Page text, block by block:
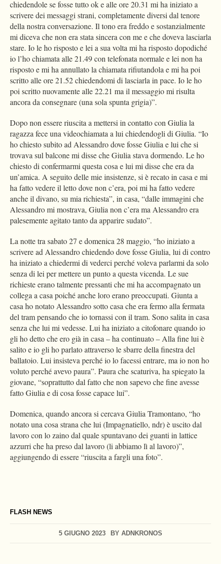
FLASH NEWS
5 GIUGNO 2023 BY ADNKRONOS
chiedendole se fosse tutto ok e alle ore 20.31 mi ha iniziato a
scrivere dei messaggi strani, completamente diversi dal tenore
della nostra conversazione. Il tono era freddo e sostanzialmente
mi diceva che non era stata sincera con me e che doveva lasciarla
stare. Io le ho risposto e lei a sua volta mi ha risposto dopodiché
io l’ho chiamata alle 21.49 con telefonata normale e lei non ha
risposto e mi ha annullato la chiamata rifiutandola e mi ha poi
scritto alle ore 21.52 chiedendomi di lasciarla in pace. Io le ho
poi scritto nuovamente alle 22.21 ma il messaggio mi risulta
ancora da consegnare (una sola spunta grigia)”.
Dopo non essere riuscita a mettersi in contatto con Giulia la
ragazza fece una videochiamata a lui chiedendogli di Giulia. “Io
ho chiesto subito ad Alessandro dove fosse Giulia e lui che si
trovava sul balcone mi disse che Giulia stava dormendo. Le ho
chiesto di confermarmi questa cosa e lui mi disse che era da
un’amica. A seguito delle mie insistenze, si è recato in casa e mi
ha fatto vedere il letto dove non c’era, poi mi ha fatto vedere
anche il divano, su mia richiesta”, in casa, “dalle immagini che
Alessandro mi mostrava, Giulia non c’era ma Alessandro era
palesemente agitato tanto da apparire sudato”.
La notte tra sabato 27 e domenica 28 maggio, “ho iniziato a
scrivere ad Alessandro chiedendo dove fosse Giulia, lui di contro
ha iniziato a chiedermi di vederci perché voleva parlarmi da solo
senza di lei per mettere un punto a questa vicenda. Le sue
richieste erano talmente pressanti che mi ha accompagnato un
collega a casa poiché anche loro erano preoccupati. Giunta a
casa ho notato Alessandro sotto casa che era fermo alla fermata
del tram pensando che io tornassi con il tram. Sono salita in casa
senza che lui mi vedesse. Lui ha iniziato a citofonare quando io
gli ho detto che ero già in casa – ha continuato – Alla fine lui è
salito e io gli ho parlato attraverso le sbarre della finestra del
ballatoio. Lui insisteva perché io lo facessi entrare, ma io non ho
voluto perché avevo paura”. Paura che scaturiva, ha spiegato la
giovane, “soprattutto dal fatto che non sapevo che fine avesse
fatto Giulia e di cosa fosse capace lui”.
Domenica, quando ancora si cercava Giulia Tramontano, “ho
notato una cosa strana che lui (Impagnatiello, ndr) è uscito dal
lavoro con lo zaino dal quale spuntavano dei guanti in lattice
azzurri che ha preso dal lavoro (li abbiamo lì al lavoro)”,
aggiungendo di essere “riuscita a fargli una foto”.